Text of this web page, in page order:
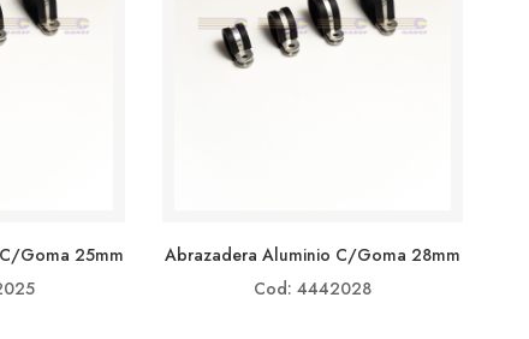
goma 25mm
Abrazadera Aluminio C/goma 28mm
Cod: 4442028